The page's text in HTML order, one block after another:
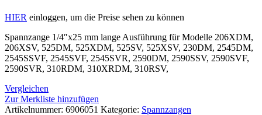
HIER einloggen, um die Preise sehen zu können
Spannzange 1/4″x25 mm lange Ausführung für Modelle 206XDM,
206XSV, 525DM, 525XDM, 525SV, 525XSV, 230DM, 2545DM,
2545SSVF, 2545SVF, 2545SVR, 2590DM, 2590SSV, 2590SVF,
2590SVR, 310RDM, 310XRDM, 310RSV,
Vergleichen
Zur Merkliste hinzufügen
Artikelnummer: 6906051 Kategorie: Spannzangen